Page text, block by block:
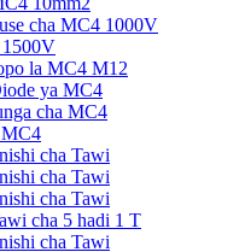
cha MC4 1000V
la MC4 M12
ya MC4
cha MC4
cha Tawi
cha Tawi
cha Tawi
cha 5 hadi 1 T
cha Tawi